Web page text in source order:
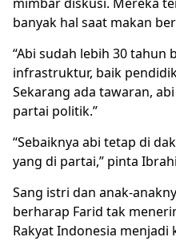
banyak hal saat makan
“Abi sudah lebih 30 tahun
infrastruktur, baik
Sekarang ada tawaran,
partai politik.”
“Sebaiknya abi tetap di
yang di partai,” pinta
Sang istri dan anak-
berharap Farid tak
Rakyat Indonesia menjadi